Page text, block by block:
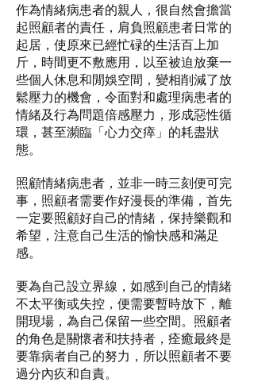
作為情緒病患者的親人，很自然會擔當
起照顧者的責任，肩負照顧患者日常的
起居，使原來已經忙碌的生活百上加
斤，時間更不敷應用，以至被迫放棄一
些個人休息和閒娛空間，變相削減了放
鬆壓力的機會，令面對和處理病患者的
情緒及行為問題倍感壓力，形成惡性循
環，甚至瀕臨「心力交瘁」的耗盡狀
態。
照顧情緒病患者，並非一時三刻便可完
事，照顧者需要作好漫長的準備，首先
一定要照顧好自己的情緒，保持樂觀和
希望，注意自己生活的愉快感和滿足
感。
要為自己設立界線，如感到自己的情緒
不太平衡或失控，便需要暫時放下，離
開現場，為自己保留一些空間。照顧者
的角色是關懷者和扶持者，痊癒最終是
要靠病者自己的努力，所以照顧者不要
過分內疚和自責。